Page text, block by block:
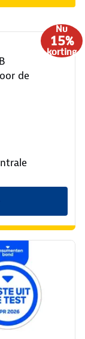
Nu
15%
korting
de